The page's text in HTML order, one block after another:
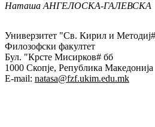
Наташа АНГЕЛОСКА-ГАЛЕВСКА
Универзитет "Св. Кирил и Методиј#
Филозофски факултет
Бул. "Крсте Мисирков# бб
1000 Скопје, Република Македонија
E-mail: natasa@fzf.ukim.edu.mk